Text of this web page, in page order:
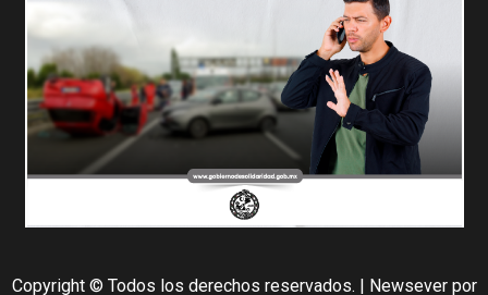
Copyright © Todos los derechos reservados. | Newseverpor